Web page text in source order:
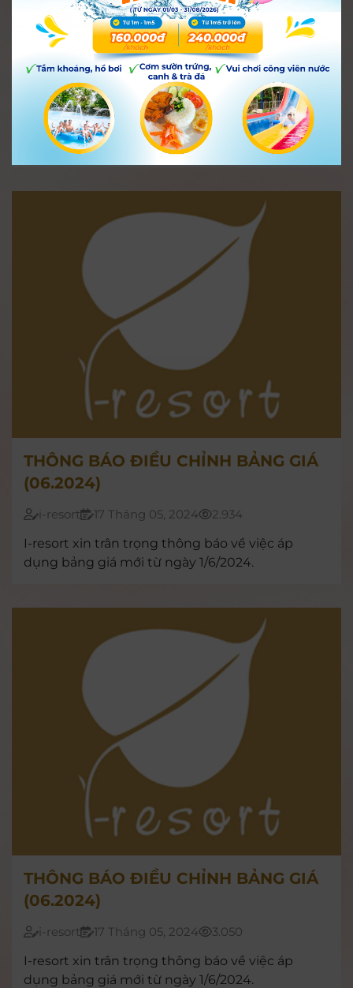
100% TỐT NGHIỆP LỚP HỌC BƠI
MIỄN PHÍ DO I-RESORT TỔ CHỨC
i-resort 24 Tháng 08, 2020
Một mùa hè thật sự bổ ích và ý nghĩa đã qua các
học viên nhí đã tốt nghiệp trong khoá học bơi
đầu tiên trong chương trình I-Resort đồng hành
THÔNG BÁO ĐIỀU CHỈNH BẢNG GIÁ
(06.2024)
i-resort 17 Tháng 05, 2024
2.934
I-resort xin trân trọng thông báo về việc áp
dụng bảng giá mới từ ngày 1/6/2024.
THÔNG BÁO ĐIỀU CHỈNH BẢNG GIÁ
(06.2024)
i-resort 17 Tháng 05, 2024
3.050
I-resort xin trân trọng thông báo về việc áp
dụng bảng giá mới từ ngày 1/6/2024.